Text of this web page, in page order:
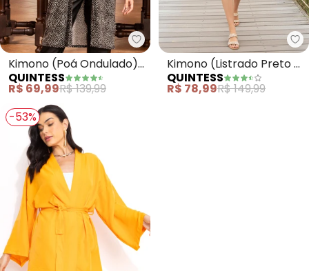
Quintess - Kimono (Poá
Kimono (Poá Ondulado)
em Malha de Viscose
QUINTESS
R$ 69,99R$ 139,99
Kimono (Listrado Preto e
Branco) em Malha Tricô
QUINTESS
R$ 78,99R$ 149,99
-53%